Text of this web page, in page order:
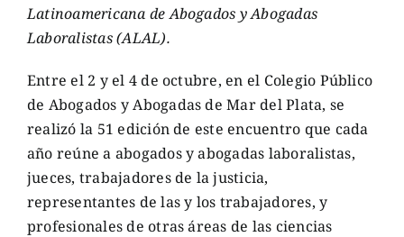
Latinoamericana de Abogados y Abogadas
Laboralistas (ALAL).
Entre el 2 y el 4 de octubre, en el Colegio Público
de Abogados y Abogadas de Mar del Plata, se
realizó la 51 edición de este encuentro que cada
año reúne a abogados y abogadas laboralistas,
jueces, trabajadores de la justicia,
representantes de las y los trabajadores, y
profesionales de otras áreas de las ciencias